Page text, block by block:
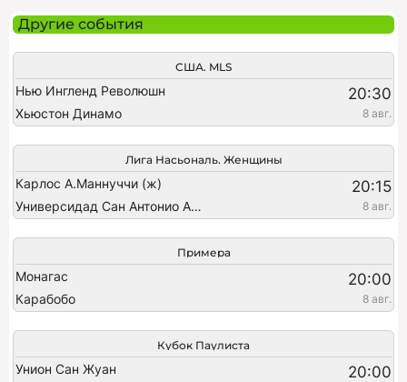
Другие события
США. MLS
Нью Ингленд Революшн 20:30
Хьюстон Динамо 8 авг.
Лига Насьональ. Женщины
Карлос А.Маннуччи (ж) 20:15
Универсидад Сан Антонио Абад (ж) 8 авг.
Примера
Монагас 20:00
Карабобо 8 авг.
Кубок Паулиста
Унион Сан Жуан 20:00